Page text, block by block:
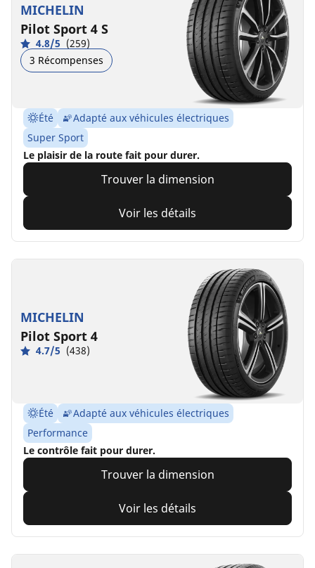
MICHELIN
Pilot Sport 4 S
4.8/5 (259)
3 Récompenses
Été
Adapté aux véhicules électriques
Super Sport
Le plaisir de la route fait pour durer.
Trouver la dimension
Voir les détails
MICHELIN
Pilot Sport 4
4.7/5 (438)
Été
Adapté aux véhicules électriques
Performance
Le contrôle fait pour durer.
Trouver la dimension
Voir les détails